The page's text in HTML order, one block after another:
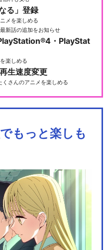
る」登録
メを楽しめる
新話の追加をお知らせ
・PlayStat
楽しめる
生速度変更
くさんのアニメを楽しめる
もっと楽しも